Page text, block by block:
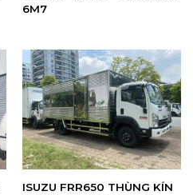
6M7
ISUZU FRR650 THÙNG KÍN